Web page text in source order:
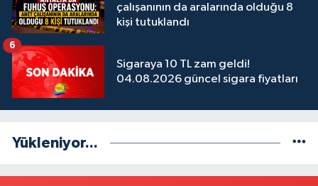
çalışanının da aralarında olduğu 8
kişi tutuklandı
Sigaraya 10 TL zam geldi!
04.08.2026 güncel sigara fiyatları
6
Yükleniyor...